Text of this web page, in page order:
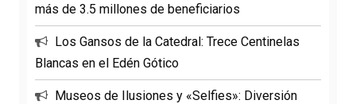
más de 3.5 millones de beneficiarios
Los Gansos de la Catedral: Trece Centinelas
Blancas en el Edén Gótico
Museos de Ilusiones y «Selfies»: Diversión